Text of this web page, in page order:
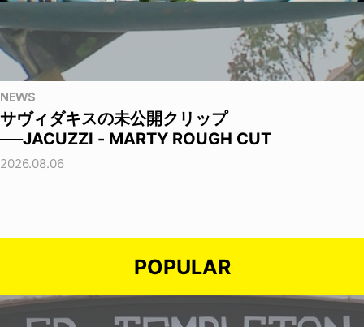
NEWS
サヴィダキスの未公開クリップ
──JACUZZI - MARTY ROUGH CUT
2026.08.06
POPULAR